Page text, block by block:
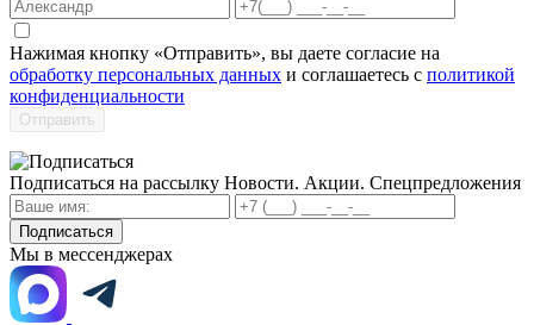
Нажимая кнопку «Отправить», вы даете согласие на
обработку персональных данных и соглашаетесь с политикой
конфиденциальности
Отправить
Подписаться на рассылку Новости. Акции. Спецпредложения
Подписаться
Мы в мессенджерах